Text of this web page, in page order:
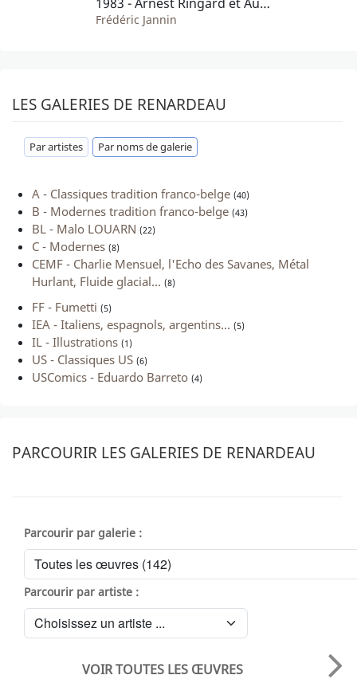
Frédéric Jannin
LES GALERIES DE RENARDEAU
Par artistes Par noms de galerie
A - Classiques tradition franco-belge (40)
B - Modernes tradition franco-belge (43)
BL - Malo LOUARN (22)
C - Modernes (8)
CEMF - Charlie Mensuel, l'Echo des Savanes, Métal
Hurlant, Fluide glacial... (8)
FF - Fumetti (5)
IEA - Italiens, espagnols, argentins... (5)
IL - Illustrations (1)
US - Classiques US (6)
USComics - Eduardo Barreto (4)
PARCOURIR LES GALERIES DE RENARDEAU
Parcourir par galerie :
Parcourir par artiste :
VOIR TOUTES LES ŒUVRES